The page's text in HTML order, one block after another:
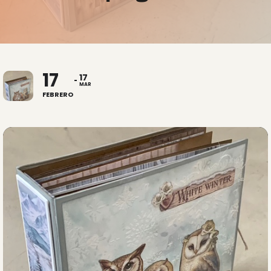
17
FEBRERO
17
MAR